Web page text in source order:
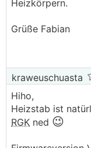
liegen? Würde
tollsten
Fabian
Heizkörpern.
Grüße Fabian
kraweuschuasta
Hiho,
Heizstab ist
RGK ned 😉